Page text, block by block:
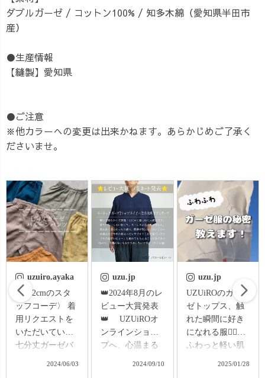
ダブルガーゼ / コットン100% / 知多木綿（愛知県半田市
産）
●生産情報
【縫製】愛知県
●ご注意
※他カラーへの変更は出来かねます。あらかじめご了承く
ださいませ。
uzu.jp
👑2024年8月のレ
ビュー大賞発表
👑 UZUiROオ
ンラインショッ
プへ、心温まる
2024/09/10
uzu.jp
UZUiROのガー
ゼトップス、触
れた瞬間に好き
になれる服❤️‍🔥
ふわっと軽い肌
2025/01/28
uzu.jp
＼実は、こっそ
りやってます／
UZUiROのカ
スタムオーダー
✨ UZUiROで
2025/06/10